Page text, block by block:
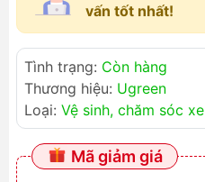
vấn tốt nhất!
Tình trạng: Còn hàng
Thương hiệu: Ugreen
Loại: Vệ sinh, chăm sóc xe
Mã giảm giá